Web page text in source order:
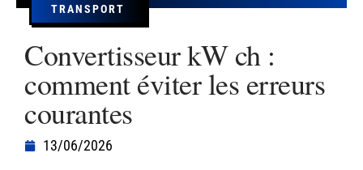
TRANSPORT
Convertisseur kW ch :
comment éviter les erreurs
courantes
13/06/2026